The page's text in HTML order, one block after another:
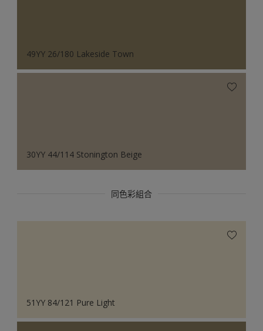
49YY 26/180 Lakeside Town
30YY 44/114 Stonington Beige
同色彩組合
51YY 84/121 Pure Light